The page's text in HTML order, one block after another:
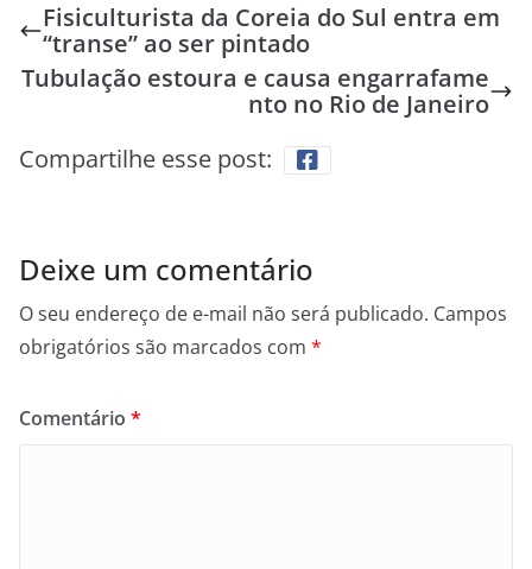
Fisiculturista da Coreia do Sul entra em
“transe” ao ser pintado
Tubulação estoura e causa engarrafame
nto no Rio de Janeiro
Compartilhe esse post:
Deixe um comentário
O seu endereço de e-mail não será publicado. Campos
obrigatórios são marcados com *
Comentário *